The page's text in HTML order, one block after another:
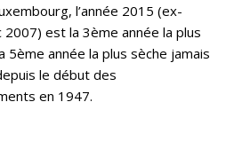
l’année 2015 (ex-
2007) est la 3ème année la plus
5ème année la plus sèche jamais
le début des
en 1947.